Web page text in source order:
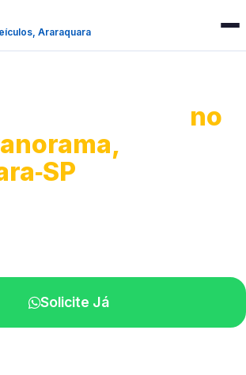
Araraquara
no
Solicite Já